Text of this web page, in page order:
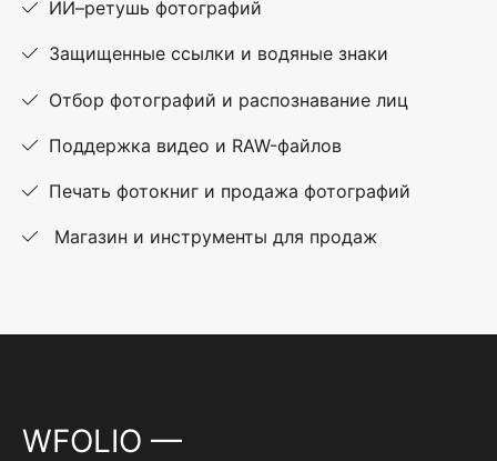
ИИ–ретушь фотографий
Защищенные ссылки и водяные знаки
Отбор фотографий и распознавание лиц
Поддержка видео и RAW-файлов
Печать фотокниг и продажа фотографий
Магазин и инструменты для продаж
WFOLIO —